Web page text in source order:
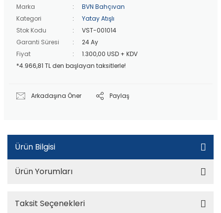
Marka
BVN Bahçıvan
Kategori
Yatay Atışlı
Stok Kodu
VST-001014
Garanti Süresi
24 Ay
Fiyat
1.300,00 USD + KDV
*4.966,81 TL den başlayan taksitlerle!
Arkadaşına Öner Paylaş
Ürün Bilgisi
Ürün Yorumları
Taksit Seçenekleri